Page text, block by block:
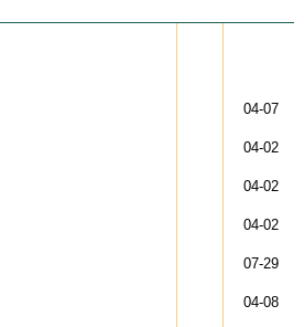
04-07
04-02
04-02
04-02
07-29
04-08